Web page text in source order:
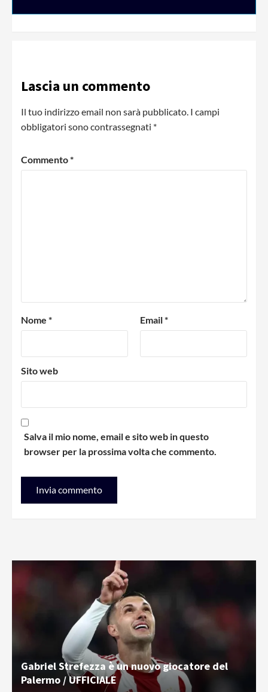
Lascia un commento
Il tuo indirizzo email non sarà pubblicato. I campi
obbligatori sono contrassegnati *
Commento*
Nome * Email*
Sito web
Salva il mio nome, email e sito web in questo
browser per la prossima volta che commento.
Gabriel Strefezza è un nuovo giocatore del
Palermo / UFFICIALE